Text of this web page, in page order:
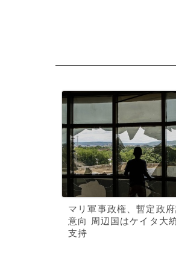
マリ軍事政権、暫定政
意向 周辺国はケイタ大
支持